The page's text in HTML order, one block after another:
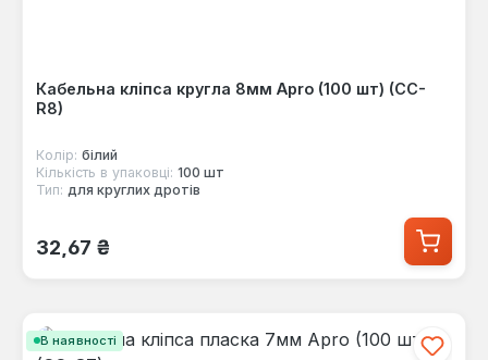
Кабельна кліпса кругла 8мм Apro (100 шт) (CC-
R8)
Колір: білий
Кількість в упаковці: 100 шт
Тип: для круглих дротів
Звичайна ціна:
32,67 ₴
В наявності